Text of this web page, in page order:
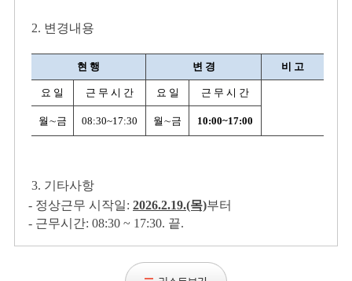
2. 변경내용
현 행 변 경 비 고
요 일 근 무 시 간 요 일 근 무 시 간
월∼금 08:30~17:30 월∼금 10:00~17:00
3. 기타사항
- 정상근무 시작일: 2026.2.19.(목)부터
- 근무시간: 08:30 ~ 17:30. 끝.